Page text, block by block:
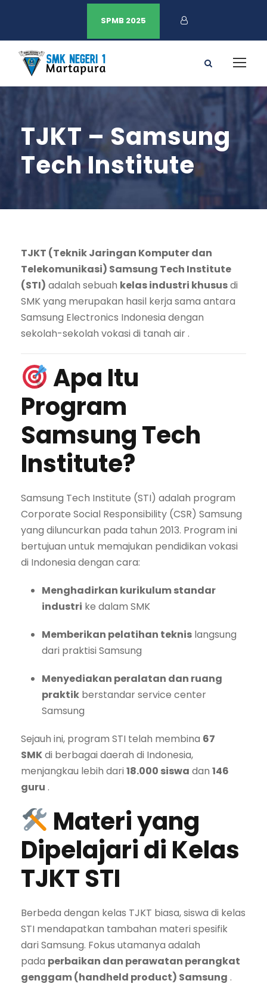
SPMB 2025
TJKT – Samsung
Tech Institute
TJKT (Teknik Jaringan Komputer dan
Telekomunikasi) Samsung Tech Institute
(STI) adalah sebuah kelas industri khususdi
SMK yang merupakan hasil kerja sama antara
Samsung Electronics Indonesia dengan
sekolah-sekolah vokasi di tanah air.
Apa Itu
Program
Samsung Tech
Institute?
Samsung Tech Institute (STI) adalah program
Corporate Social Responsibility (CSR) Samsung
yang diluncurkan pada tahun 2013. Program ini
bertujuan untuk memajukan pendidikan vokasi
di Indonesia dengan cara:
Menghadirkan kurikulum standar
industri ke dalam SMK
Memberikan pelatihan teknis langsung
dari praktisi Samsung
Menyediakan peralatan dan ruang
praktik berstandar service center
Samsung
Sejauh ini, program STI telah membina 67
SMKdi berbagai daerah di Indonesia,
menjangkau lebih dari 18.000 siswa dan 146
guru .
Materi yang
Dipelajari di Kelas
TJKT STI
Berbeda dengan kelas TJKT biasa, siswa di kelas
STI mendapatkan tambahan materi spesifik
dari Samsung. Fokus utamanya adalah
pada perbaikan dan perawatan perangkat
genggam (handheld product) Samsung .